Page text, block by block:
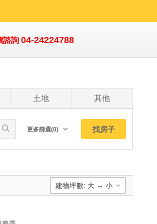
諮詢 04-24224788
土地 其他
更多篩選(0) 找房子
東
建物坪數: 大 → 小